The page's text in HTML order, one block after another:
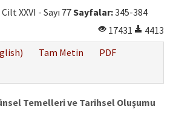
XXVI - Sayı 77Sayfalar:345-384
17431
4413
Tam Metin
PDF
Temelleri ve Tarihsel Oluşumu